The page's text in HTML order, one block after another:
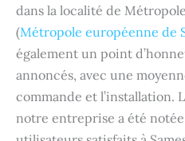
dans la localité de
(Métropole européenne de
également un point
annoncés, avec une
commande et l’installation.
notre entreprise a été notée